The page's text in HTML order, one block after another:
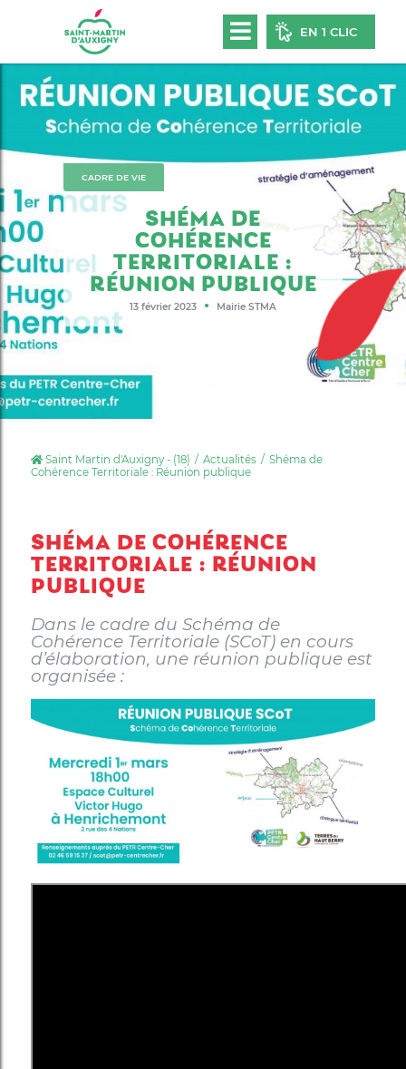
EN 1 CLIC
CADRE DE VIE
SHÉMA DE
COHÉRENCE
TERRITORIALE :
RÉUNION PUBLIQUE
13 février 2023 ● Mairie STMA
Saint Martin d'Auxigny - (18) Actualités
Shéma de
Cohérence Territoriale : Réunion publique
SHÉMA DE COHÉRENCE
TERRITORIALE : RÉUNION
PUBLIQUE
Dans le cadre du Schéma de
Cohérence Territoriale (SCoT) en cours
d’élaboration, une réunion publique est
organisée :